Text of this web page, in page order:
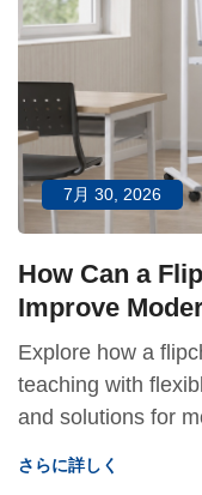
7月 30, 2026
How Can a
Improve
Explore how a
teaching with
and solutions for
さらに詳しく